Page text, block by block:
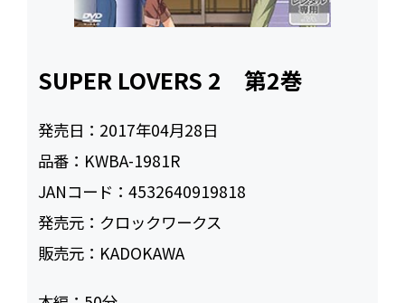
SUPER LOVERS 2 第2巻
発売日： 2017年04月28日
品番： KWBA-1981R
JANコード：4532640919818
発売元： クロックワークス
販売元： KADOKAWA